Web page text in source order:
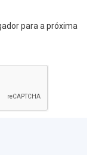
para a próxima